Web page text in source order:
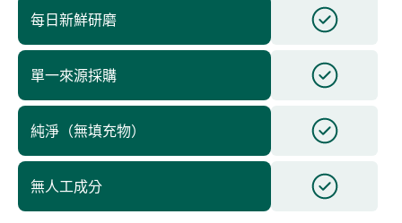
每日新鮮研磨
單一來源採購
純淨（無填充物）
無人工成分